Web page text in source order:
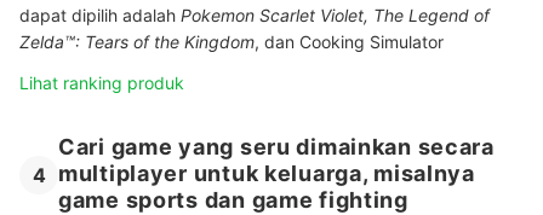
dapat dipilih adalah Pokemon Scarlet Violet, The Legend of
Zelda™: Tears of the Kingdom, dan Cooking Simulator
Lihat ranking produk
4
Cari game yang seru dimainkan secara
multiplayer untuk keluarga, misalnya
game sports dan game fighting